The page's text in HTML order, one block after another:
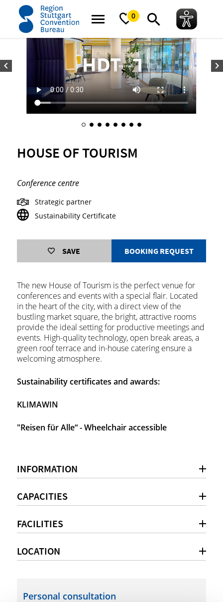
0
home House of Tourism
HOUSE OF TOURISM
Conference centre
Strategic partner
Sustainability Certificate
SAVE BOOKING REQUEST
The new House of Tourism is the perfect venue for
conferences and events with a special flair. Located
in the heart of the city, with a direct view of the
bustling market square, the bright, attractive rooms
provide the ideal setting for productive meetings and
events. High-quality technology, open break areas, a
green roof terrace and in-house catering ensure a
welcoming atmosphere.
Sustainability certificates and awards:
KLIMAWIN
"Reisen für Alle“ - Wheelchair accessible
INFORMATION
CAPACITIES
FACILITIES
LOCATION
Personal consultation